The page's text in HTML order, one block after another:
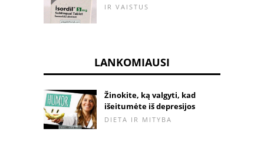
IR VAISTUS
LANKOMIAUSI
Žinokite, ką valgyti, kad
išeitumėte iš depresijos
DIETA IR MITYBA